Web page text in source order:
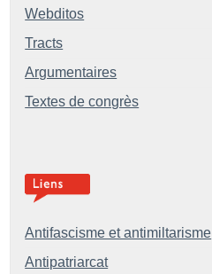
Webditos
Tracts
Argumentaires
Textes de congrès
Antifascisme et antimiltarisme
Antipatriarcat